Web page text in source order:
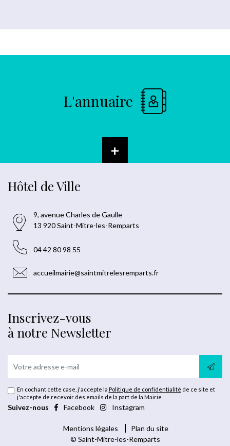
L'annuaire
+
Hôtel de Ville
9, avenue Charles de Gaulle
13 920 Saint-Mitre-les-Remparts
04 42 80 98 55
accueilmairie@saintmitrelesremparts.fr
Inscrivez-vous
à notre Newsletter
En cochant cette case, j'accepte la Politique de confidentialité de ce site et
j'accepte de recevoir des emails de la part de la Mairie
Suivez-nous Facebook Instagram
Mentions légales
Plan du site
© Saint-Mitre-les-Remparts